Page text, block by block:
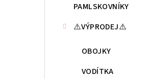
PAMLSKOVNÍKY
⚠️VÝPRODEJ⚠️
OBOJKY
VODÍTKA